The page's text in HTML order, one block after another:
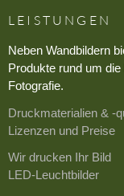
LEISTUNGEN
Neben Wandbildern
Produkte rund um
Fotografie.
Druckmaterialien & -
Lizenzen und Preise
Wir drucken Ihr Bild
LED-Leuchtbilder